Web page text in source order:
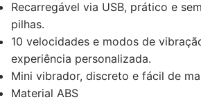
Recarregável via USB, prático e
pilhas.
10 velocidades e modos de
experiência personalizada.
Mini vibrador, discreto e fácil de
Material ABS